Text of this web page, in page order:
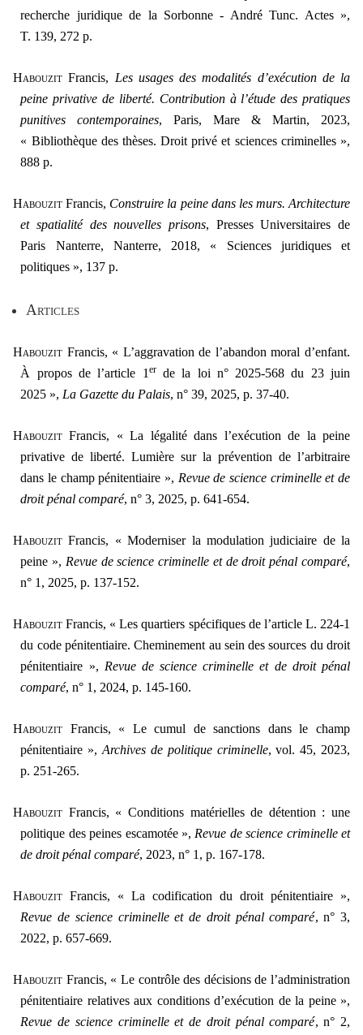
recherche juridique de la Sorbonne - André Tunc. Actes »,
T. 139, 272 p.
HabouzitFrancis, Les usages des modalités d’exécution de la
peine privative de liberté. Contribution à l’étude des pratiques
punitives contemporaines, Paris, Mare & Martin, 2023,
« Bibliothèque des thèses. Droit privé et sciences criminelles »,
888 p.
Habouzit Francis, Construire la peine dans les murs. Architecture
et spatialité des nouvelles prisons, Presses Universitaires de
Paris Nanterre, Nanterre, 2018, « Sciences juridiques et
politiques », 137 p.
Articles
Habouzit Francis, « L’aggravation de l’abandon moral d’enfant.
À propos de l’article 1 erde la loi n° 2025-568 du 23 juin
2025 », La Gazette du Palais, n° 39, 2025, p. 37-40.
HabouzitFrancis, « La légalité dans l’exécution de la peine
privative de liberté. Lumière sur la prévention de l’arbitraire
dans le champ pénitentiaire », Revue de science criminelle et de
droit pénal comparé, n° 3, 2025, p. 641-654.
Habouzit Francis, « Moderniser la modulation judiciaire de la
peine », Revue de science criminelle et de droit pénal comparé,
n° 1, 2025, p. 137-152.
Habouzit Francis, « Les quartiers spécifiques de l’article L. 224-1
du code pénitentiaire. Cheminement au sein des sources du droit
pénitentiaire », Revue de science criminelle et de droit pénal
comparé, n° 1, 2024, p. 145-160.
Habouzit Francis, « Le cumul de sanctions dans le champ
pénitentiaire »,Archives de politique criminelle, vol. 45, 2023,
p. 251-265.
Habouzit Francis, « Conditions matérielles de détention : une
politique des peines escamotée », Revue de science criminelle et
de droit pénal comparé, 2023, n° 1, p. 167-178.
Habouzit Francis, « La codification du droit pénitentiaire »,
Revue de science criminelle et de droit pénal comparé, n° 3,
2022, p. 657-669.
Habouzit Francis, « Le contrôle des décisions de l’administration
pénitentiaire relatives aux conditions d’exécution de la peine »,
Revue de science criminelle et de droit pénal comparé, n° 2,